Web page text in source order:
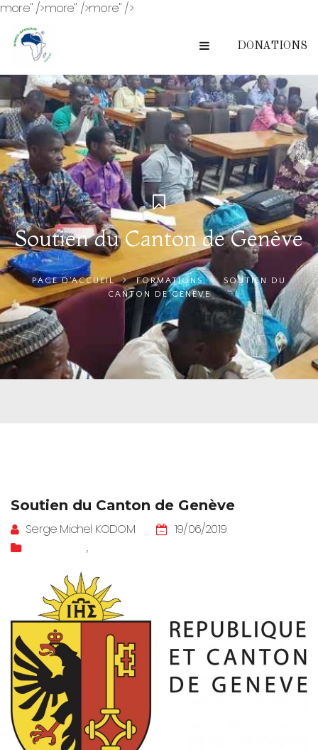
more" />more" />more" />
DONATIONS
Soutien du Canton de Genève
PAGE D'ACCUEIL FORMATIONS
SOUTIEN DU
CANTON DE GENÈVE
Soutien du Canton de Genève
Serge Michel KODOM
19/06/2019
Formations,